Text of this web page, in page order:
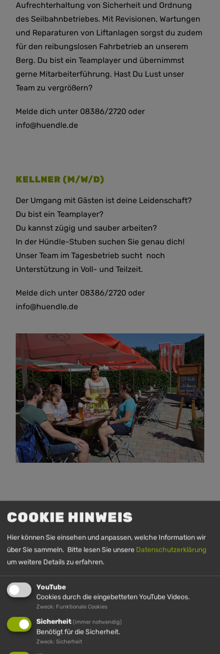
Aufrechterhaltung von Sicherheit und Ordnung
des Seilbahnbetriebes. Mit Revisionen, Wartungen
und Reparaturen von Liftanlagen sorgst du zudem
für den reibungslosen Fahrbetrieb an unserem
Berg. Du bist ein Teamplayer und übernimmst
gerne Mitarbeiterführung. Hast Du Lust unser
Team zu vergrößern?
Melde dich unter 08386/2720 oder
info@huendle.de
KELLNER (M/W/D)
Der Umgang mit Gästen ist deine Leidenschaft?
Du bist ein Teamplayer?
Du kannst zügig und sauber arbeiten?
In der Hündle-Stuben suchen Sie genau dich!
Unser Team im Tagesbetrieb sucht noch
Unterstützung in Voll- und Teilzeit.
Melde dich unter 08386/2720 oder
info@huendle.de
SEILBAHN-/SCHLEPPLIFTMITARBEIT
COOKIE HINWEIS
Hier können Sie einsehen und anpassen, welche Information wir
über Sie sammeln. Bitte lesen Sie unsere Datenschutzerklärung
um weitere Details zu erfahren.
YouTube
Cookies durch die eingebetteten YouTube Videos.
Zweck: Funktionale Cookies
Sicherheit(immer notwendig)
Benötigt für die Sicherheit.
Zweck: Sicherheit